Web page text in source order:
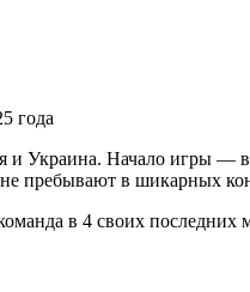
Украина. Начало игры —
пребывают в шикарных
в 4 своих последних